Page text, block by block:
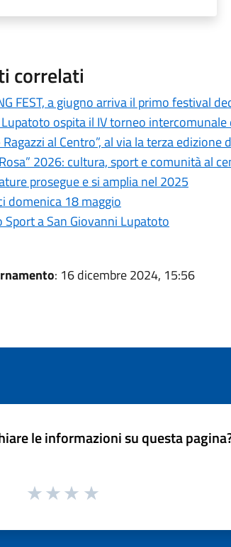
correlati
FEST, a giugno arriva il primo festival
ospita il IV torneo
Ragazzi al Centro”, al via la terza
2026: cultura, sport e comunità al
prosegue e si amplia nel 2025
domenica 18 maggio
Sport a San Giovanni Lupatoto
: 16 dicembre 2024, 15:56
le informazioni su questa